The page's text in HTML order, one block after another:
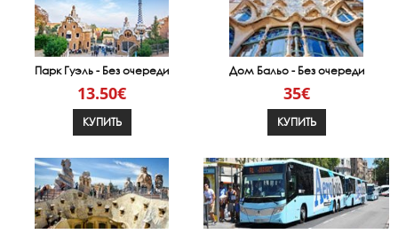
Парк Гуэль - Без очереди
13.50€
КУПИТЬ
Дом Бальо - Без очереди
35€
КУПИТЬ